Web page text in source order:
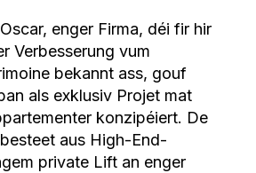
enger Firma, déi fir hir
Verbesserung vum
bekannt ass, gouf
als exklusiv Projet mat
konzipéiert. De
aus High-End-
private Lift an enger